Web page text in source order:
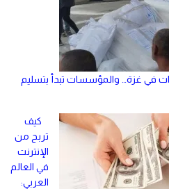
في غزة… والمؤسسات تبدأ بتسليم
كيف
تربح من
الإنترنت
في العالم
العربي: